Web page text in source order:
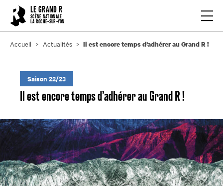
LE GRAND R
SCÈNE NATIONALE
LA ROCHE-SUR-YON
Accueil Actualités Il est encore temps d’adhérer au Grand R !
Saison 22/23
Il est encore temps d’adhérer au Grand R !
Cookies management panel